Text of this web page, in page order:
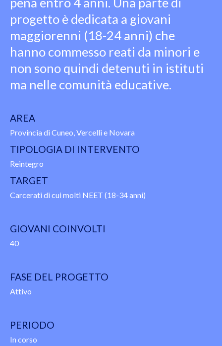
progetto è dedicata a giovani
maggiorenni (18-24 anni) che
hanno commesso reati da minori e
non sono quindi detenuti in istituti
ma nelle comunità educative.
AREA
Provincia di Cuneo, Vercelli e Novara
TIPOLOGIA DI INTERVENTO
Reintegro
TARGET
Carcerati di cui molti NEET (18-34 anni)
GIOVANI COINVOLTI
40
FASE DEL PROGETTO
Attivo
PERIODO
In corso